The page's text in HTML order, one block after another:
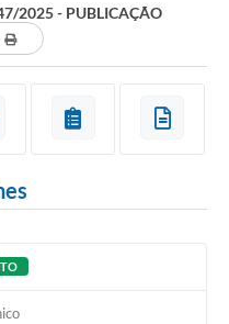
2025 - PUBLICAÇÃO